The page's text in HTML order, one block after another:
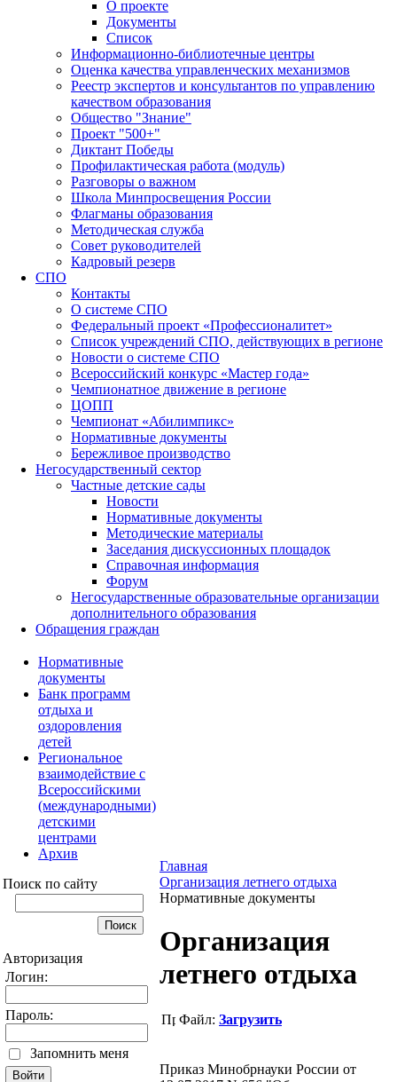
О проекте
Документы
Список
Информационно-библиотечные центры
Оценка качества управленческих механизмов
Реестр экспертов и консультантов по управлению
качеством образования
Общество "Знание"
Проект "500+"
Диктант Победы
Профилактическая работа (модуль)
Разговоры о важном
Школа Минпросвещения России
Флагманы образования
Методическая служба
Совет руководителей
Кадровый резерв
СПО
Контакты
О системе СПО
Федеральный проект «Профессионалитет»
Список учреждений СПО, действующих в регионе
Новости о системе СПО
Всероссийский конкурс «Мастер года»
Чемпионатное движение в регионе
ЦОПП
Чемпионат «Абилимпикс»
Нормативные документы
Бережливое производство
Негосударственный сектор
Частные детские сады
Новости
Нормативные документы
Методические материалы
Заседания дискуссионных площадок
Справочная информация
Форум
Негосударственные образовательные организации
дополнительного образования
Обращения граждан
Нормативные
документы
Банк программ
отдыха и
оздоровления
детей
Региональное
взаимодействие с
Всероссийскими
(международными)
детскими
центрами
Архив
Поиск по сайту
Авторизация
Логин:
Пароль:
Запомнить меня
Главная
Организация летнего отдыха
Нормативные документы
Организация
летнего отдыха
Файл: Загрузить
Приказ Минобрнауки России от